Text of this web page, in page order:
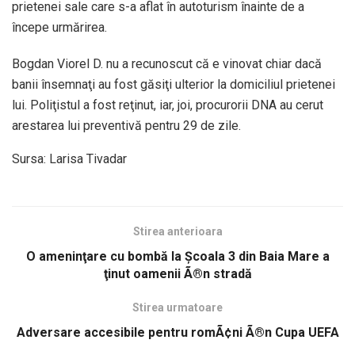
prietenei sale care s-a aflat în autoturism înainte de a
începe urmărirea.
Bogdan Viorel D. nu a recunoscut că e vinovat chiar dacă
banii însemnaţi au fost găsiţi ulterior la domiciliul prietenei
lui. Poliţistul a fost reţinut, iar, joi, procurorii DNA au cerut
arestarea lui preventivă pentru 29 de zile.
Sursa: Larisa Tivadar
Stirea anterioara
O ameninţare cu bombă la Şcoala 3 din Baia Mare a
ţinut oamenii Ã®n stradă
Stirea urmatoare
Adversare accesibile pentru romÃ¢ni Ã®n Cupa UEFA